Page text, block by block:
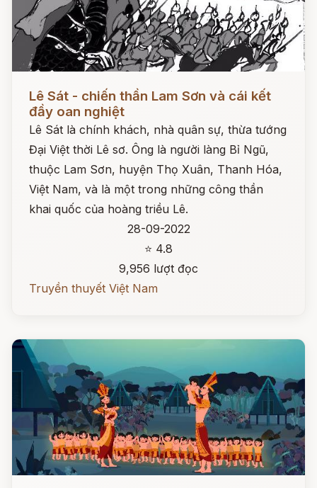
Lê Sát - chiến thần Lam Sơn và cái kết
đầy oan nghiệt
Lê Sát là chính khách, nhà quân sự, thừa tướng
Đại Việt thời Lê sơ. Ông là người làng Bỉ Ngũ,
thuộc Lam Sơn, huyện Thọ Xuân, Thanh Hóa,
Việt Nam, và là một trong những công thần
khai quốc của hoàng triều Lê.
28-09-2022
⭐ 4.8
9,956 lượt đọc
Truyền thuyết Việt Nam